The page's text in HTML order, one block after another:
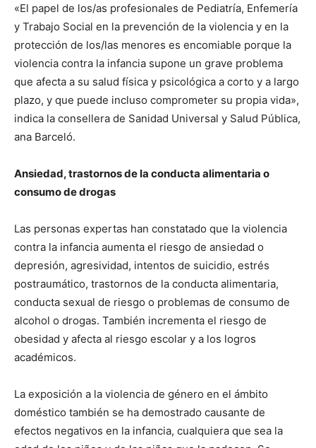
«El papel de los/as profesionales de Pediatría, Enfemería
y Trabajo Social en la prevención de la violencia y en la
protección de los/las menores es encomiable porque la
violencia contra la infancia supone un grave problema
que afecta a su salud física y psicológica a corto y a largo
plazo, y que puede incluso comprometer su propia vida»,
indica la consellera de Sanidad Universal y Salud Pública,
ana Barceló.
Ansiedad, trastornos de la conducta alimentaria o
consumo de drogas
Las personas expertas han constatado que la violencia
contra la infancia aumenta el riesgo de ansiedad o
depresión, agresividad, intentos de suicidio, estrés
postraumático, trastornos de la conducta alimentaria,
conducta sexual de riesgo o problemas de consumo de
alcohol o drogas. También incrementa el riesgo de
obesidad y afecta al riesgo escolar y a los logros
académicos.
La exposición a la violencia de género en el ámbito
doméstico también se ha demostrado causante de
efectos negativos en la infancia, cualquiera que sea la